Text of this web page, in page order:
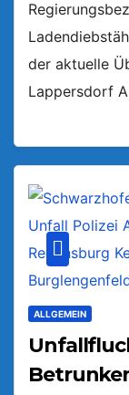
der aktuelle
Lappersdorf
ALLGEMEIN